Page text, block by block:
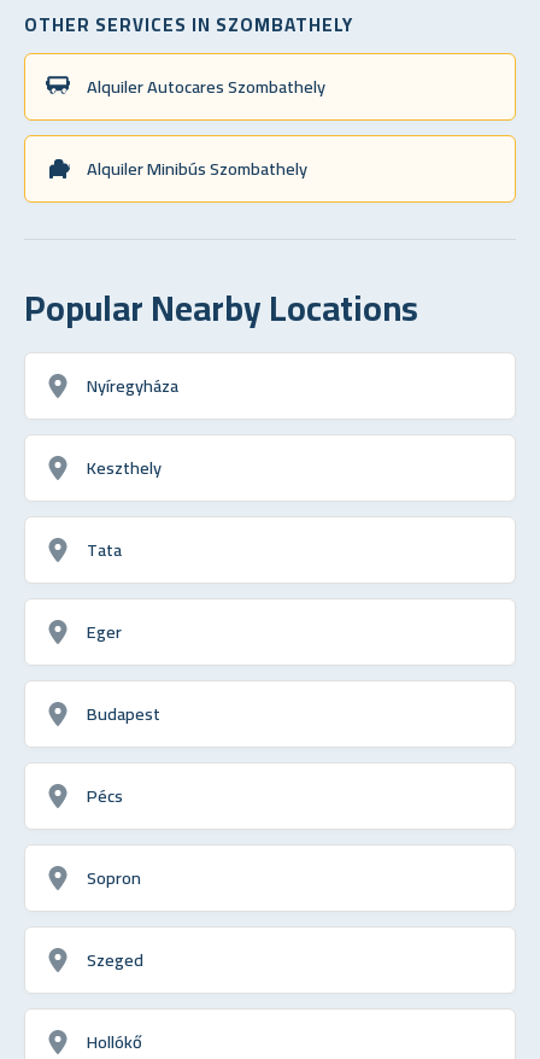
OTHER SERVICES IN SZOMBATHELY
Alquiler Autocares Szombathely
Alquiler Minibús Szombathely
Popular Nearby Locations
Nyíregyháza
Keszthely
Tata
Eger
Budapest
Pécs
Sopron
Szeged
Hollókő